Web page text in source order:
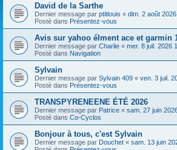
David de la Sarthe
Dernier message par ptitlouis « dim. 2 août
Posté dans Présentez-vous
Avis sur yahoo élment ace et garmin
Dernier message par Charlie « mer. 8 juil. 2026
Posté dans Navigation
Sylvain
Dernier message par Sylvain 409 « ven. 3 juil.
Posté dans Présentez-vous
TRANSPYRENEENE ÉTÉ 2026
Dernier message par Patrice « sam. 27 juin
Posté dans Co-Cyclos
Bonjour à tous, c'est Sylvain
Dernier message par Douchet « sam. 13 juin